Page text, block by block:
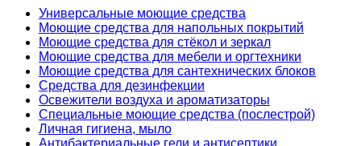
Универсальные моющие средства
Моющие средства для напольных покрытий
Моющие средства для стёкол и зеркал
Моющие средства для мебели и оргтехники
Моющие средства для сантехнических блоков
Средства для дезинфекции
Освежители воздуха и ароматизаторы
Специальные моющие средства (послестрой)
Личная гигиена, мыло
Антибактериальные гели и антисептики